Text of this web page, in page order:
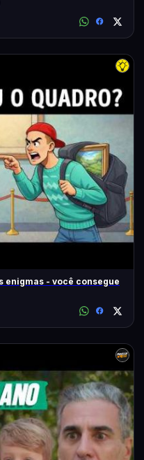
enigmas - você consegue